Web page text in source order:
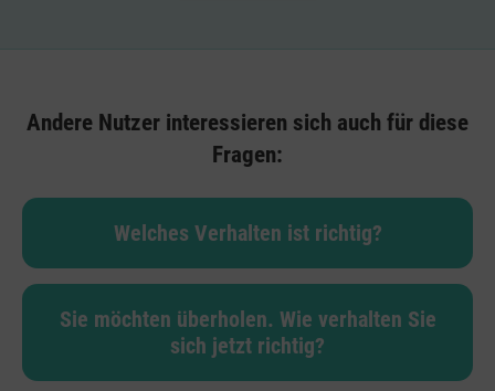
Andere Nutzer interessieren sich auch für diese
Fragen:
Welches Verhalten ist richtig?
Sie möchten überholen. Wie verhalten Sie
sich jetzt richtig?